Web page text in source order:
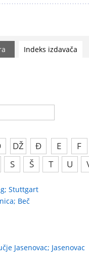
Indeks izdavača
DŽ Đ E
F
S Š T U
Stuttgart
Beč
Jasenovac; Jasenovac